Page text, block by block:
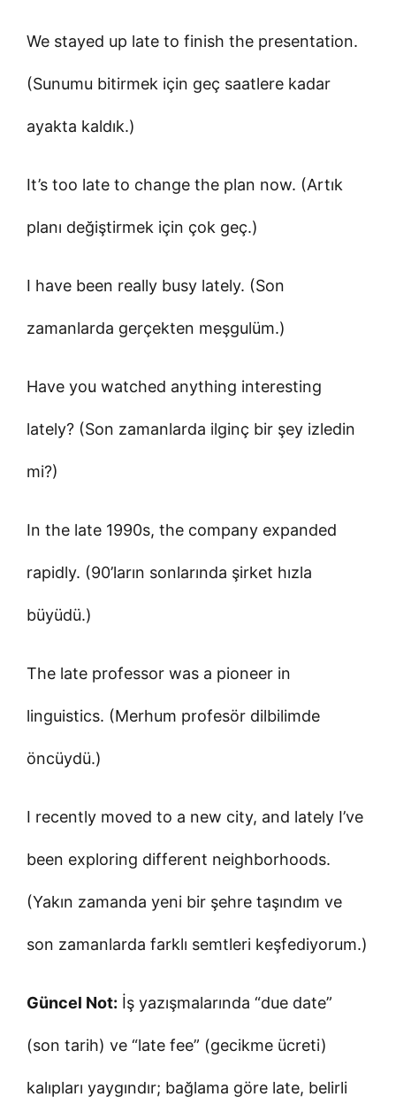
We stayed up late to finish the presentation.
(Sunumu bitirmek için geç saatlere kadar
ayakta kaldık.)
It’s too late to change the plan now. (Artık
planı değiştirmek için çok geç.)
I have been really busy lately. (Son
zamanlarda gerçekten meşgulüm.)
Have you watched anything interesting
lately? (Son zamanlarda ilginç bir şey izledin
mi?)
In the late 1990s, the company expanded
rapidly. (90’ların sonlarında şirket hızla
büyüdü.)
The late professor was a pioneer in
linguistics. (Merhum profesör dilbilimde
öncüydü.)
I recently moved to a new city, and lately I’ve
been exploring different neighborhoods.
(Yakın zamanda yeni bir şehre taşındım ve
son zamanlarda farklı semtleri keşfediyorum.)
Güncel Not: İş yazışmalarında “due date”
(son tarih) ve “late fee” (gecikme ücreti)
kalıpları yaygındır; bağlama göre late, belirli